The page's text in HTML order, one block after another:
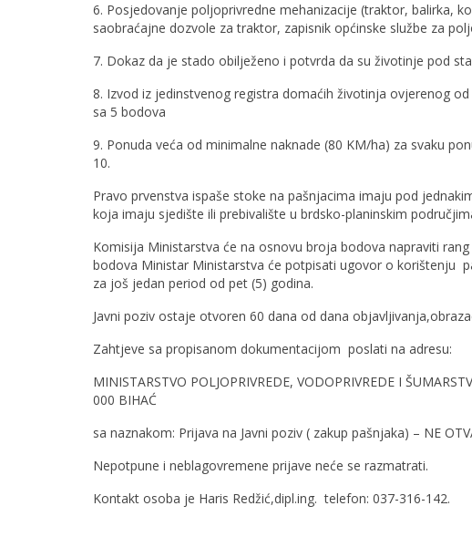
6. Posjedovanje poljoprivredne mehanizacije (traktor, balirka,
saobraćajne dozvole za traktor, zapisnik općinske službe za
7. Dokaz da je stado obilježeno i potvrda da su životinje pod
8. Izvod iz jedinstvenog registra domaćih životinja ovjerenog
sa 5 bodova
9. Ponuda veća od minimalne naknade (80 KM/ha) za svaku
10.
Pravo prvenstva ispaše stoke na pašnjacima imaju pod
koja imaju sjedište ili prebivalište u brdsko-planinskim
Komisija Ministarstva će na osnovu broja bodova napraviti
bodova Ministar Ministarstva će potpisati ugovor o korištenju
za još jedan period od pet (5) godina.
Javni poziv ostaje otvoren 60 dana od dana
Zahtjeve sa propisanom dokumentacijom poslati na adresu:
MINISTARSTVO POLJOPRIVREDE, VODOPRIVREDE I
000 BIHAĆ
sa naznakom: Prijava na Javni poziv ( zakup pašnjaka) – NE
Nepotpune i neblagovremene prijave neće se razmatrati.
Kontakt osoba je Haris Redžić,dipl.ing. telefon: 037-316-142.
M I N I S